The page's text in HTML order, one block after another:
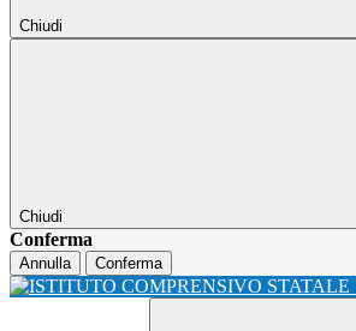
Chiudi
Chiudi
Conferma
Annulla Conferma